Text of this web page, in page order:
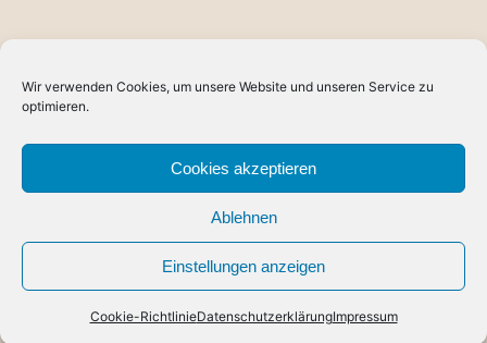
Wir verwenden Cookies, um unsere Website und unseren Service zu
optimieren.
Cookies akzeptieren
Ablehnen
Einstellungen anzeigen
Cookie-RichtlinieDatenschutzerklärungImpressum